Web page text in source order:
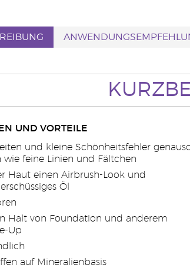
UND VORTEILE
und kleine Schönheitsfehler
wie feine Linien und Fältchen
Haut einen Airbrush-Look und
Öl
Halt von Foundation und anderem
Up
auf Mineralienbasis